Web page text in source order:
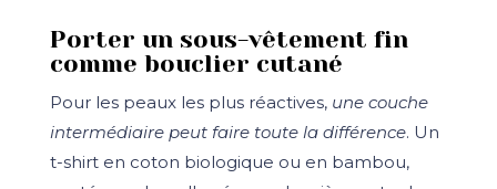
Porter un sous-vêtement fin
comme bouclier cutané
Pour les peaux les plus réactives, une couche
intermédiaire peut faire toute la différence. Un
t-shirt en coton biologique ou en bambou,